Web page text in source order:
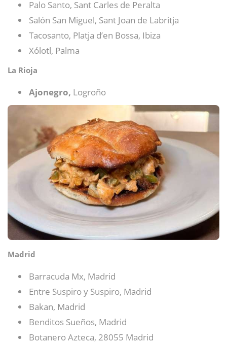
Palo Santo, Sant Carles de Peralta
Salón San Miguel, Sant Joan de Labritja
Tacosanto, Platja d’en Bossa, Ibiza
Xólotl, Palma
La Rioja
Ajonegro, Logroño
Madrid
Barracuda Mx, Madrid
Entre Suspiro y Suspiro, Madrid
Bakan, Madrid
Benditos Sueños, Madrid
Botanero Azteca, 28055 Madrid